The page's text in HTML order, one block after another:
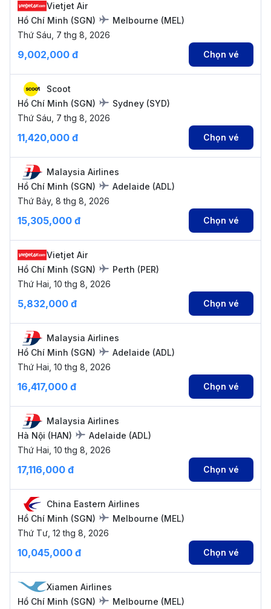
Vietjet Air
Hồ Chí Minh (SGN) Melbourne (MEL)
Thứ Sáu, 7 thg 8, 2026
9,002,000 đ Chọn vé
Scoot
Hồ Chí Minh (SGN) Sydney (SYD)
Thứ Sáu, 7 thg 8, 2026
11,420,000 đ Chọn vé
Malaysia Airlines
Hồ Chí Minh (SGN) Adelaide (ADL)
Thứ Bảy, 8 thg 8, 2026
15,305,000 đ Chọn vé
Vietjet Air
Hồ Chí Minh (SGN) Perth (PER)
Thứ Hai, 10 thg 8, 2026
5,832,000 đ Chọn vé
Malaysia Airlines
Hồ Chí Minh (SGN) Adelaide (ADL)
Thứ Hai, 10 thg 8, 2026
16,417,000 đ Chọn vé
Malaysia Airlines
Hà Nội (HAN) Adelaide (ADL)
Thứ Hai, 10 thg 8, 2026
17,116,000 đ Chọn vé
China Eastern Airlines
Hồ Chí Minh (SGN) Melbourne (MEL)
Thứ Tư, 12 thg 8, 2026
10,045,000 đ Chọn vé
Xiamen Airlines
Hồ Chí Minh (SGN) Melbourne (MEL)